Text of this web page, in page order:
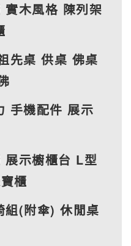
實木風格 陳列架
先桌 供桌 佛桌
手機配件 展示
展示櫥櫃台 L型
櫃
組(附傘) 休閒桌